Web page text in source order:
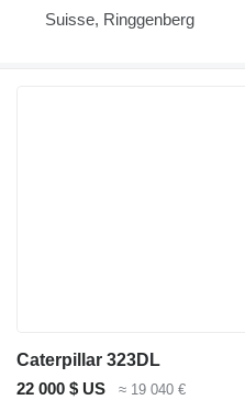
Suisse, Ringgenberg
Caterpillar 323DL
22 000 $ US
≈ 19 040 €